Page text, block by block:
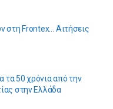
στη Frontex… Αιτήσεις
τα 50 χρόνια από την
στην Ελλάδα